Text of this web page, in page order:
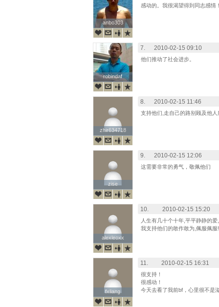
anbo303
anbo303
感动的。我很渴望得到同志感情
robindaf
robindaf
7. 2010-02-15 09:10
他们推动了社会进步。
zhir634718
zhir634718
8. 2010-02-15 11:46
支持他们,走自己的路别顾及他
zise
zise
9. 2010-02-15 12:06
这需要非常的勇气，敬佩他们
alexleoxx
alexleoxx
10. 2010-02-15 15:20
人生有几十个十年,平平静静的
我支持他们的敢作敢为,佩服佩服
fxliang
fxliang
11. 2010-02-15 16:31
很支持！
很感动！
今天去看了我前bf，心里很不是